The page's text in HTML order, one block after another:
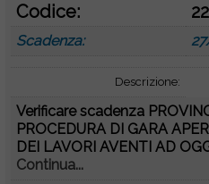
Codice:
Scadenza:
Descrizione:
Verificare scadenza
PROCEDURA DI GARA
DEI LAVORI AVENTI AD
Continua...